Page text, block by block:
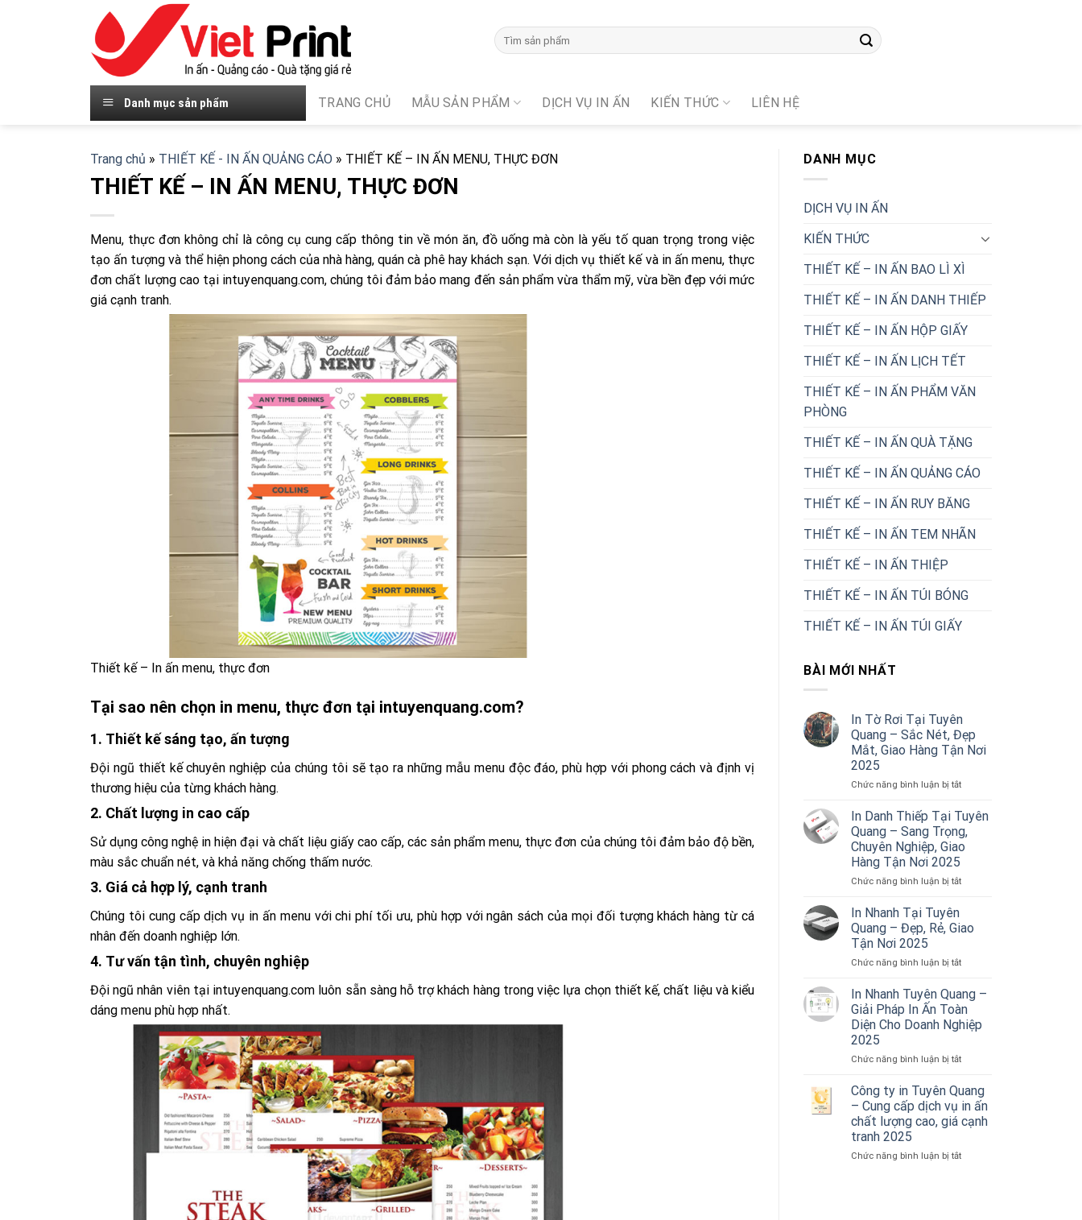
Danh mục sản phẩm TRANG CHỦ MẪU SẢN PHẨM DỊCH VỤ IN ẤN KIẾN THỨC LIÊN HỆ
Trang chủ » THIẾT KẾ - IN ẤN QUẢNG CÁO » THIẾT KẾ – IN ẤN MENU, THỰC ĐƠN
THIẾT KẾ – IN ẤN MENU, THỰC ĐƠN
Menu, thực đơn không chỉ là công cụ cung cấp thông tin về món ăn, đồ uống mà còn là yếu tố quan trọng trong việc
tạo ấn tượng và thể hiện phong cách của nhà hàng, quán cà phê hay khách sạn. Với dịch vụ thiết kế và in ấn menu, thực
đơn chất lượng cao tại intuyenquang.com, chúng tôi đảm bảo mang đến sản phẩm vừa thẩm mỹ, vừa bền đẹp với mức
giá cạnh tranh.
Thiết kế – In ấn menu, thực đơn
Tại sao nên chọn in menu, thực đơn tại intuyenquang.com?
1. Thiết kế sáng tạo, ấn tượng
Đội ngũ thiết kế chuyên nghiệp của chúng tôi sẽ tạo ra những mẫu menu độc đáo, phù hợp với phong cách và định vị
thương hiệu của từng khách hàng.
2. Chất lượng in cao cấp
Sử dụng công nghệ in hiện đại và chất liệu giấy cao cấp, các sản phẩm menu, thực đơn của chúng tôi đảm bảo độ bền,
màu sắc chuẩn nét, và khả năng chống thấm nước.
3. Giá cả hợp lý, cạnh tranh
Chúng tôi cung cấp dịch vụ in ấn menu với chi phí tối ưu, phù hợp với ngân sách của mọi đối tượng khách hàng từ cá
nhân đến doanh nghiệp lớn.
4. Tư vấn tận tình, chuyên nghiệp
Đội ngũ nhân viên tại intuyenquang.com luôn sẵn sàng hỗ trợ khách hàng trong việc lựa chọn thiết kế, chất liệu và kiểu
dáng menu phù hợp nhất.
DANH MỤC
DỊCH VỤ IN ẤN
KIẾN THỨC
THIẾT KẾ – IN ẤN BAO LÌ XÌ
THIẾT KẾ – IN ẤN DANH THIẾP
THIẾT KẾ – IN ẤN HỘP GIẤY
THIẾT KẾ – IN ẤN LỊCH TẾT
THIẾT KẾ – IN ẤN PHẨM VĂN
PHÒNG
THIẾT KẾ – IN ẤN QUÀ TẶNG
THIẾT KẾ – IN ẤN QUẢNG CÁO
THIẾT KẾ – IN ẤN RUY BĂNG
THIẾT KẾ – IN ẤN TEM NHÃN
THIẾT KẾ – IN ẤN THIỆP
THIẾT KẾ – IN ẤN TÚI BÓNG
THIẾT KẾ – IN ẤN TÚI GIẤY
BÀI MỚI NHẤT
In Tờ Rơi Tại Tuyên
Quang – Sắc Nét, Đẹp
Mắt, Giao Hàng Tận Nơi
2025
Chức năng bình luận bị tắtở
Tờ
Rơi
Tại
Tuyên
–
Mắt,
Hàng
Nơi
2025
In Danh Thiếp Tại Tuyên
Quang – Sang Trọng,
Chuyên Nghiệp, Giao
Hàng Tận Nơi 2025
Chức năng bình luận bị tắtở
Tại
Quang
Sang
Trọng,
Chuyên
Nghiệp,
Hàng
Nơi
2025
In Nhanh Tại Tuyên
Quang – Đẹp, Rẻ, Giao
Tận Nơi 2025
Chức năng bình luận bị tắtở
Nhanh
Tại
Tuyên
Quang
Đẹp,
Tận
Nơi
2025
In Nhanh Tuyên Quang –
Giải Pháp In Ấn Toàn
Diện Cho Doanh Nghiệp
2025
Chức năng bình luận bị tắtở
Nhanh
Tuyên
Quang
–
Pháp
Công ty in Tuyên Quang
– Cung cấp dịch vụ in ấn
chất lượng cao, giá cạnh
tranh 2025
Chức năng bình luận bị tắtở